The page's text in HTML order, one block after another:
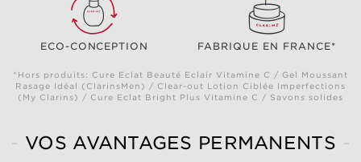
ECO-CONCEPTION FABRIQUE EN FRANCE*
*Hors produits: Cure Eclat Beauté Eclair Vitamine C / Gel Moussant
Rasage Idéal (ClarinsMen) / Clear-out Lotion Ciblée Imperfections
(My Clarins) / Cure Eclat Bright Plus Vitamine C / Savons solides
VOS AVANTAGES PERMANENTS